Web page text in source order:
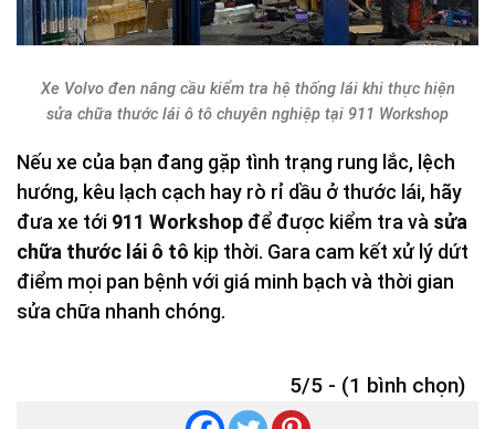
Xe Volvo đen nâng cầu kiểm tra hệ thống lái khi thực hiện
sửa chữa thước lái ô tô chuyên nghiệp tại 911 Workshop
Nếu xe của bạn đang gặp tình trạng rung lắc, lệch
hướng, kêu lạch cạch hay rò rỉ dầu ở thước lái, hãy
đưa xe tới 911 Workshop để được kiểm tra và sửa
chữa thước lái ô tô kịp thời. Gara cam kết xử lý dứt
điểm mọi pan bệnh với giá minh bạch và thời gian
sửa chữa nhanh chóng.
5/5 - (1 bình chọn)